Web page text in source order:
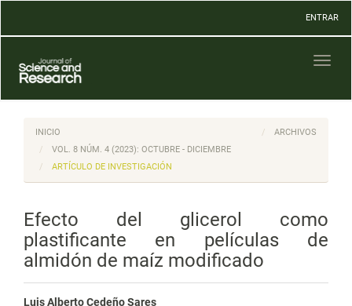
Contenido
Barra
lateral
ENTRAR
INICIO
ARCHIVOS
VOL. 8 NÚM. 4 (2023): OCTUBRE - DICIEMBRE
ARTÍCULO DE INVESTIGACIÓN
Efecto del glicerol como
plastificante en películas de
almidón de maíz modificado
Luis Alberto Cedeño Sares